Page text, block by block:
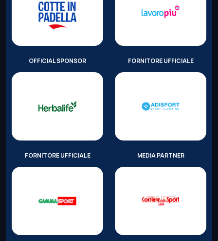
OFFICIAL SPONSOR FORNITORE UFFICIALE
FORNITORE UFFICIALE MEDIA PARTNER